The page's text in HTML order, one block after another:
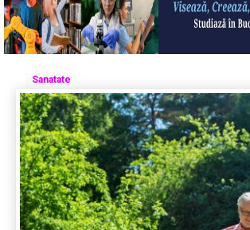
Sanatate